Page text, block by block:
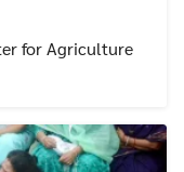
for Agriculture